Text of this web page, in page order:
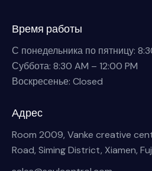
Время работы
С понедельника по пятницу:
Суббота: 8:30 AM – 12:00 PM
Воскресенье: Closed
Адрес
Room 2009, Vanke creative
Road, Siming District, Xiamen,